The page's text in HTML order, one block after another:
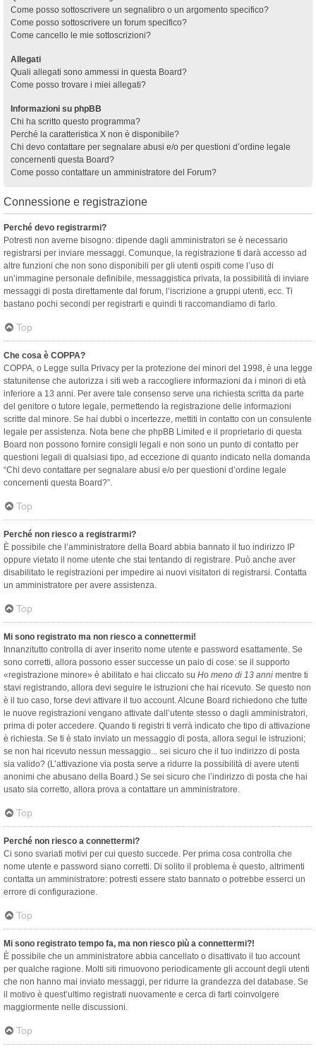
Come posso sottoscrivere un segnalibro o un argomento specifico?
Come posso sottoscrivere un forum specifico?
Come cancello le mie sottoscrizioni?
Allegati
Quali allegati sono ammessi in questa Board?
Come posso trovare i miei allegati?
Informazioni su phpBB
Chi ha scritto questo programma?
Perché la caratteristica X non è disponibile?
Chi devo contattare per segnalare abusi e/o per questioni d’ordine legale
concernenti questa Board?
Come posso contattare un amministratore del Forum?
Connessione e registrazione
Perché devo registrarmi?
Potresti non averne bisogno: dipende dagli amministratori se è necessario
registrarsi per inviare messaggi. Comunque, la registrazione ti darà accesso ad
altre funzioni che non sono disponibili per gli utenti ospiti come l’uso di
un’immagine personale definibile, messaggistica privata, la possibilità di inviare
messaggi di posta direttamente dal forum, l’iscrizione a gruppi utenti, ecc. Ti
bastano pochi secondi per registrarti e quindi ti raccomandiamo di farlo.
Top
Che cosa è COPPA?
COPPA, o Legge sulla Privacy per la protezione dei minori del 1998, è una legge
statunitense che autorizza i siti web a raccogliere informazioni da i minori di età
inferiore a 13 anni. Per avere tale consenso serve una richiesta scritta da parte
del genitore o tutore legale, permettendo la registrazione delle informazioni
scritte dal minore. Se hai dubbi o incertezze, mettiti in contatto con un consulente
legale per assistenza. Nota bene che phpBB Limited e il proprietario di questa
Board non possono fornire consigli legali e non sono un punto di contatto per
questioni legali di qualsiasi tipo, ad eccezione di quanto indicato nella domanda
“Chi devo contattare per segnalare abusi e/o per questioni d’ordine legale
concernenti questa Board?”.
Top
Perché non riesco a registrarmi?
È possibile che l’amministratore della Board abbia bannato il tuo indirizzo IP
oppure vietato il nome utente che stai tentando di registrare. Può anche aver
disabilitato le registrazioni per impedire ai nuovi visitatori di registrarsi. Contatta
un amministratore per avere assistenza.
Top
Mi sono registrato ma non riesco a connettermi!
Innanzitutto controlla di aver inserito nome utente e password esattamente. Se
sono corretti, allora possono esser successe un paio di cose: se il supporto
«registrazione minore» è abilitato e hai cliccato su Ho meno di 13 anni mentre ti
stavi registrando, allora devi seguire le istruzioni che hai ricevuto. Se questo non
è il tuo caso, forse devi attivare il tuo account. Alcune Board richiedono che tutte
le nuove registrazioni vengano attivate dall’utente stesso o dagli amministratori,
prima di poter accedere. Quando ti registri ti verrà indicato che tipo di attivazione
è richiesta. Se ti è stato inviato un messaggio di posta, allora segui le istruzioni;
se non hai ricevuto nessun messaggio... sei sicuro che il tuo indirizzo di posta
sia valido? (L’attivazione via posta serve a ridurre la possibilità di avere utenti
anonimi che abusano della Board.) Se sei sicuro che l’indirizzo di posta che hai
usato sia corretto, allora prova a contattare un amministratore.
Top
Perché non riesco a connettermi?
Ci sono svariati motivi per cui questo succede. Per prima cosa controlla che
nome utente e password siano corretti. Di solito il problema è questo, altrimenti
contatta un amministratore: potresti essere stato bannato o potrebbe esserci un
errore di configurazione.
Top
Mi sono registrato tempo fa, ma non riesco più a connettermi?!
È possibile che un amministratore abbia cancellato o disattivato il tuo account
per qualche ragione. Molti siti rimuovono periodicamente gli account degli utenti
che non hanno mai inviato messaggi, per ridurre la grandezza del database. Se
il motivo è quest’ultimo registrati nuovamente e cerca di farti coinvolgere
maggiormente nelle discussioni.
Top